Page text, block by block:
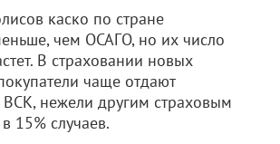
каско по стране
чем ОСАГО, но их число
В страховании новых
чаще отдают
нежели другим страховым
15% случаев.